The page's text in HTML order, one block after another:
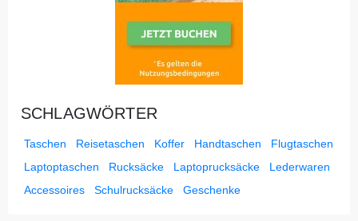
SCHLAGWÖRTER
Taschen Reisetaschen Koffer Handtaschen
Flugtaschen
Laptoptaschen
Rucksäcke Laptoprucksäcke
Lederwaren
Accessoires
Schulrucksäcke Geschenke